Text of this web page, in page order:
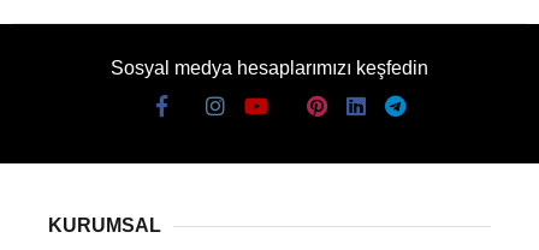
Sosyal medya hesaplarımızı keşfedin
KURUMSAL